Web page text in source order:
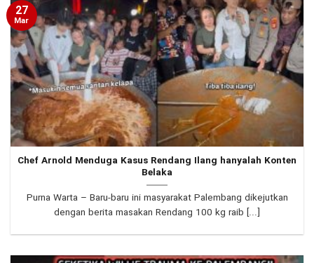
Chef Arnold Menduga Kasus Rendang Ilang hanyalah Konten
Belaka
Purna Warta – Baru-baru ini masyarakat Palembang dikejutkan
dengan berita masakan Rendang 100 kg raib [...]
27
Mar